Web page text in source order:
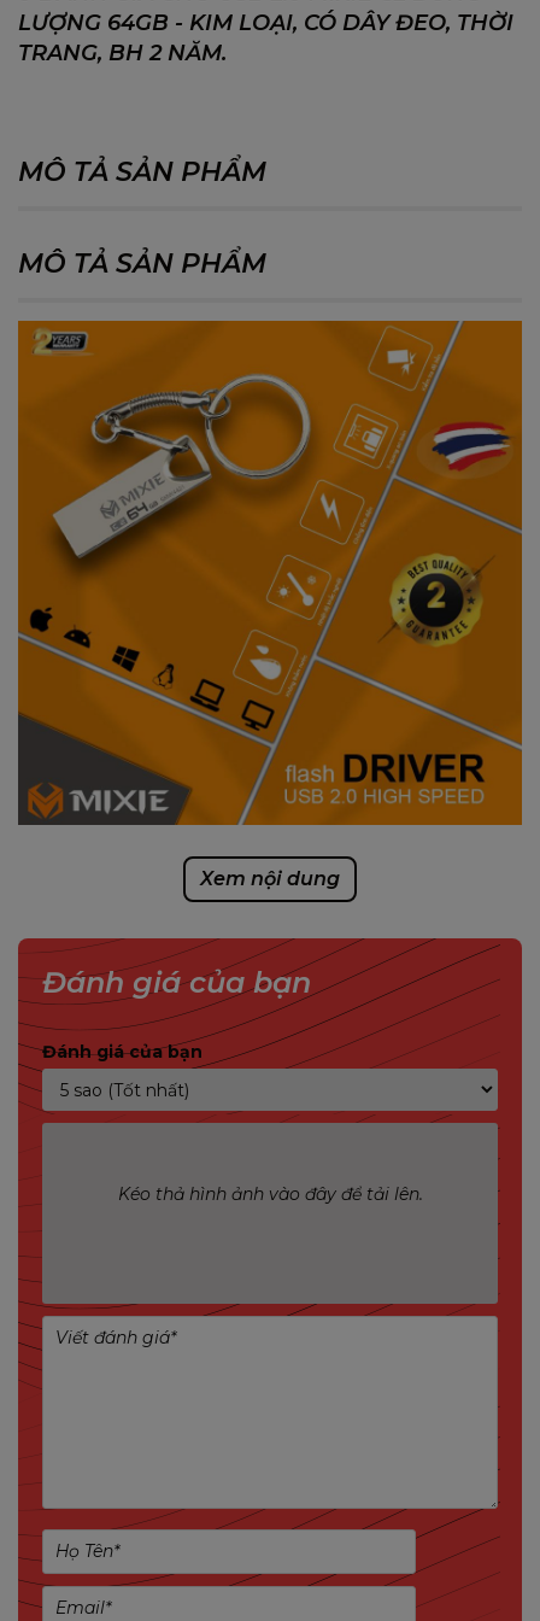
LƯỢNG 64GB - KIM LOẠI, CÓ DÂY ĐEO, THỜI
TRANG, BH 2 NĂM.
MÔ TẢ SẢN PHẨM
MÔ TẢ SẢN PHẨM
Thông tin sản phẩm USB MIXIE
Tên: USB 2.0 MIXIE C2 Dung Lượng 64Gb - Kim
Xem nội dung
Đánh giá của bạn
Đánh giá của bạn
Kéo thả hình ảnh vào đây để tải lên.